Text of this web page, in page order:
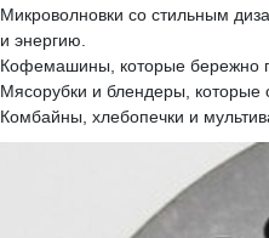
Микроволновки со стильным
и энергию.
Кофемашины, которые бережно
Мясорубки и блендеры, которые
Комбайны, хлебопечки и